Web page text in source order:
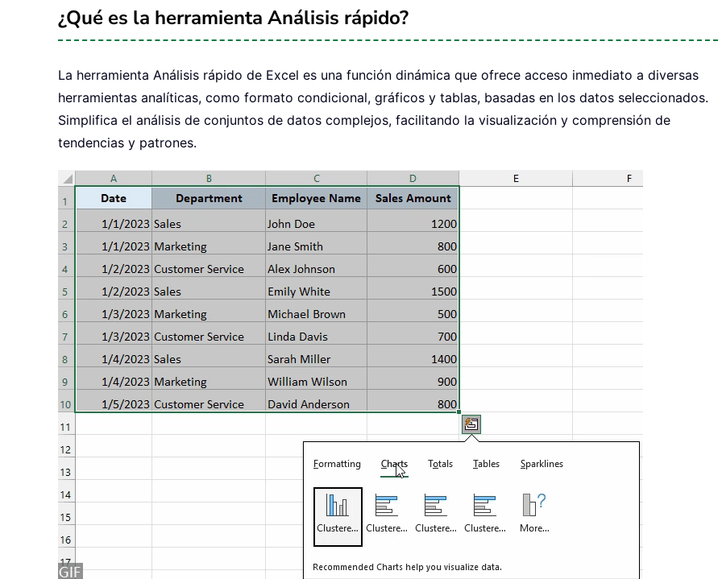
¿Qué es la herramienta Análisis rápido?
La herramienta Análisis rápido de Excel es una función dinámica que ofrece acceso inmediato a diversas
herramientas analíticas, como formato condicional, gráficos y tablas, basadas en los datos seleccionados.
Simplifica el análisis de conjuntos de datos complejos, facilitando la visualización y comprensión de
tendencias y patrones.